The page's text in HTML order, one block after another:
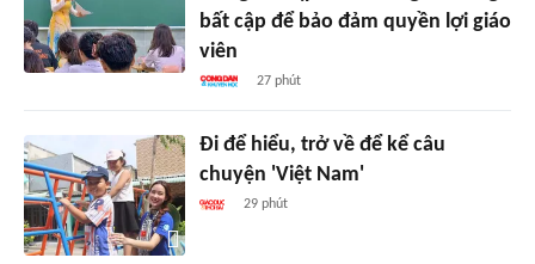
bất cập để bảo đảm quyền lợi giáo
viên
27 phút
Đi để hiểu, trở về để kể câu
chuyện 'Việt Nam'
29 phút